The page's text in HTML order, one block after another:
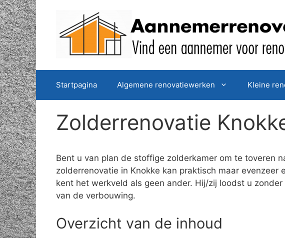
Spring
naar
de
inhoud
Startpagina Algemene renovatiewerken Kleine
Zolderrenovatie
Bent u van plan de stoffige zolderkamer om te toveren
zolderrenovatie in Knokke kan praktisch maar
kent het werkveld als geen ander. Hij/zij loodst u
van de verbouwing.
Overzicht van de inhoud